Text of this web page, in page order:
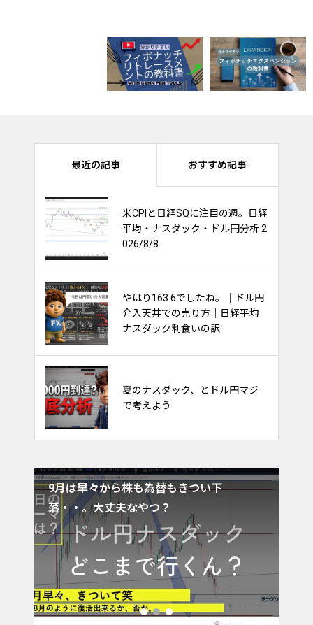
最近の記事 おすすめ記事
米CPIと日経SQに注目の週。日経
平均・ナスダック・ドル円分析 2
026/8/8
やはり163.6でしたね。｜ドル円
介入天井での売り方｜日経平均
ナスダック利食いの訳
夏のナスダック、とドル円マジ
で考えよう
ナスダック100は持ち合いを維持
出来るか？他市場への影響多
大！
金利と債券と株価の関係～ごち
ゃごちゃ考えるな～
FXのやり方。フィボナッチで天
底を取るトレード
9月は早々から株も為替もきつい下
落・・。大丈夫なやつ？